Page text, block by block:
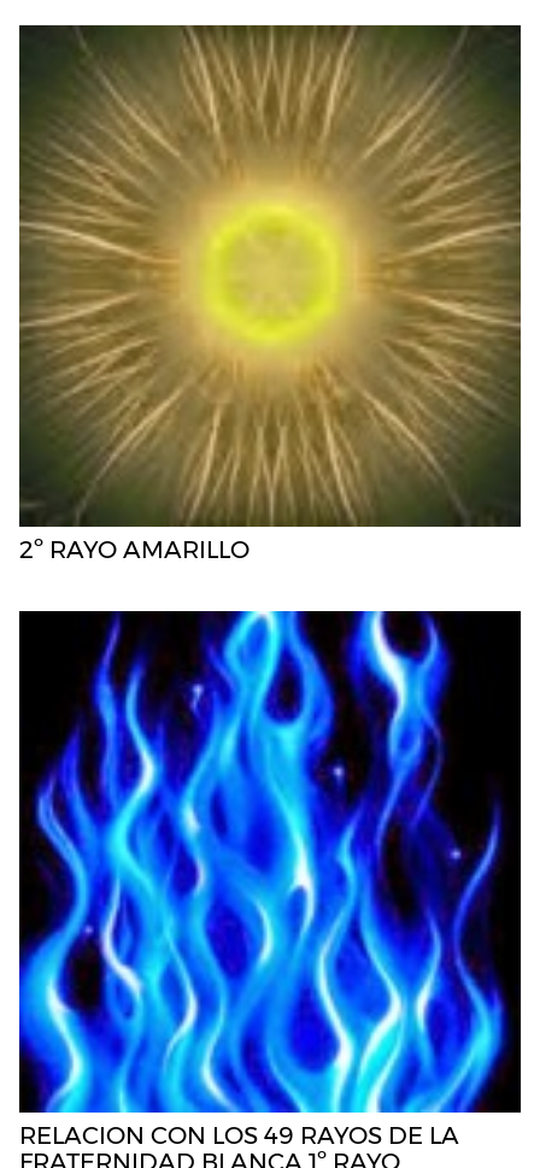
2º RAYO AMARILLO
RELACION CON LOS 49 RAYOS DE LA
FRATERNIDAD BLANCA 1º RAYO